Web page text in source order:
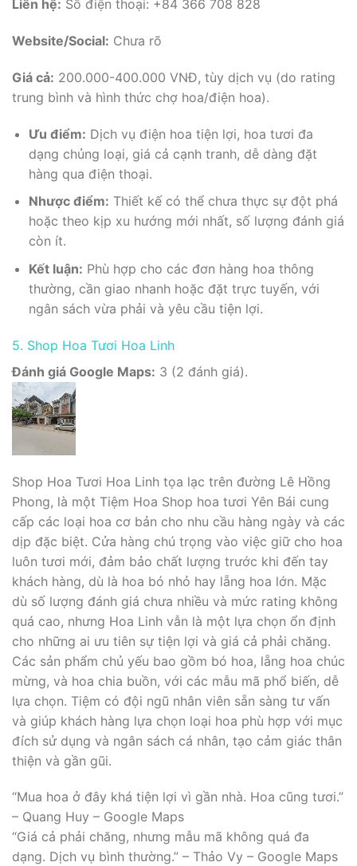
Liên hệ: Số điện thoại: +84 366 708 828
Website/Social: Chưa rõ
Giá cả: 200.000-400.000 VNĐ, tùy dịch vụ (do rating
trung bình và hình thức chợ hoa/điện hoa).
Ưu điểm: Dịch vụ điện hoa tiện lợi, hoa tươi đa
dạng chủng loại, giá cả cạnh tranh, dễ dàng đặt
hàng qua điện thoại.
Nhược điểm: Thiết kế có thể chưa thực sự đột phá
hoặc theo kịp xu hướng mới nhất, số lượng đánh giá
còn ít.
Kết luận: Phù hợp cho các đơn hàng hoa thông
thường, cần giao nhanh hoặc đặt trực tuyến, với
ngân sách vừa phải và yêu cầu tiện lợi.
5. Shop Hoa Tươi Hoa Linh
Đánh giá Google Maps: 3 (2 đánh giá).
Shop Hoa Tươi Hoa Linh tọa lạc trên đường Lê Hồng
Phong, là một Tiệm Hoa Shop hoa tươi Yên Bái cung
cấp các loại hoa cơ bản cho nhu cầu hàng ngày và các
dịp đặc biệt. Cửa hàng chú trọng vào việc giữ cho hoa
luôn tươi mới, đảm bảo chất lượng trước khi đến tay
khách hàng, dù là hoa bó nhỏ hay lẵng hoa lớn. Mặc
dù số lượng đánh giá chưa nhiều và mức rating không
quá cao, nhưng Hoa Linh vẫn là một lựa chọn ổn định
cho những ai ưu tiên sự tiện lợi và giá cả phải chăng.
Các sản phẩm chủ yếu bao gồm bó hoa, lẵng hoa chúc
mừng, và hoa chia buồn, với các mẫu mã phổ biến, dễ
lựa chọn. Tiệm có đội ngũ nhân viên sẵn sàng tư vấn
và giúp khách hàng lựa chọn loại hoa phù hợp với mục
đích sử dụng và ngân sách cá nhân, tạo cảm giác thân
thiện và gần gũi.
“Mua hoa ở đây khá tiện lợi vì gần nhà. Hoa cũng tươi.”
– Quang Huy – Google Maps
“Giá cả phải chăng, nhưng mẫu mã không quá đa
dạng. Dịch vụ bình thường.” – Thảo Vy – Google Maps